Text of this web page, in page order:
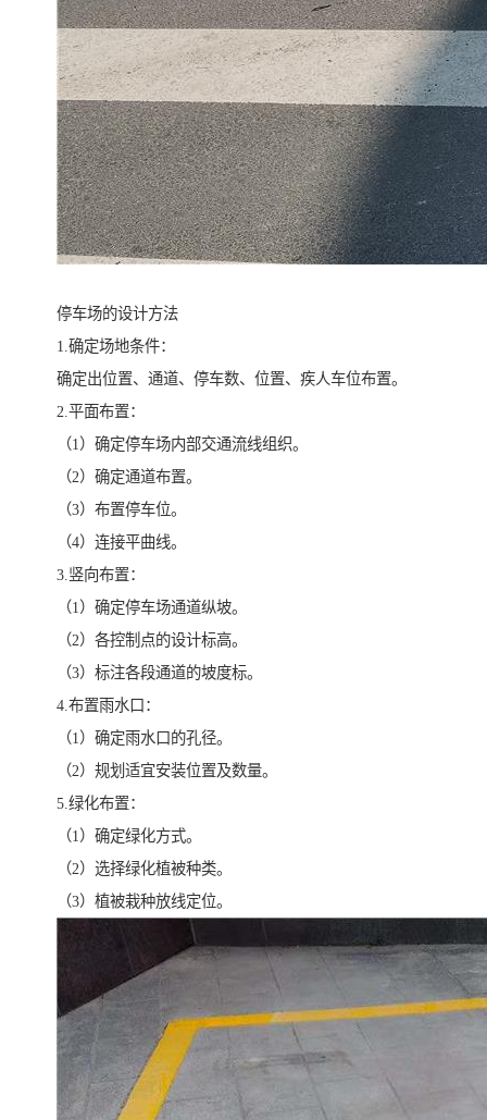
停车场的设计方法
1.确定场地条件：
确定出位置、通道、停车数、位置、疾人车位布置。
2.平面布置：
（1）确定停车场内部交通流线组织。
（2）确定通道布置。
（3）布置停车位。
（4）连接平曲线。
3.竖向布置：
（1）确定停车场通道纵坡。
（2）各控制点的设计标高。
（3）标注各段通道的坡度标。
4.布置雨水口：
（1）确定雨水口的孔径。
（2）规划适宜安装位置及数量。
5.绿化布置：
（1）确定绿化方式。
（2）选择绿化植被种类。
（3）植被栽种放线定位。